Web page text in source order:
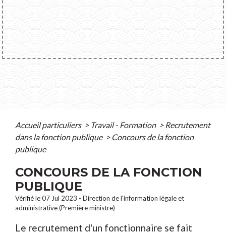
Accueil particuliers > Travail - Formation > Recrutement
dans la fonction publique > Concours de la fonction
publique
CONCOURS DE LA FONCTION
PUBLIQUE
Vérifié le 07 Jul 2023 - Direction de l'information légale et
administrative (Première ministre)
Le recrutement d'un fonctionnaire se fait